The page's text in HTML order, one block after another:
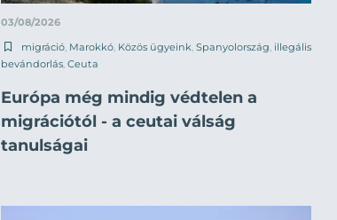
03/08/2026
migráció Marokkó Közös ügyeink Spanyolország illegális
bevándorlás Ceuta
Európa még mindig védtelen a
migrációtól - a ceutai válság
tanulságai